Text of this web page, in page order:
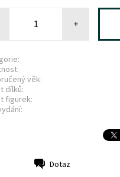
+
věk:
dílků:
figurek:
Dotaz